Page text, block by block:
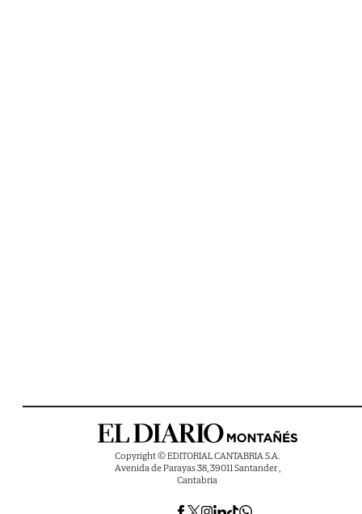
Copyright © EDITORIAL CANTABRIA S.A.
Avenida de Parayas 38, 39011 Santander ,
Cantabria